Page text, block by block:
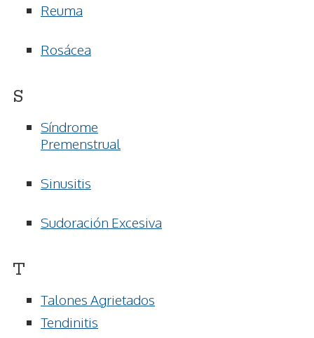
Reuma
Rosácea
S
Síndrome
Premenstrual
Sinusitis
Sudoración Excesiva
T
Talones Agrietados
Tendinitis